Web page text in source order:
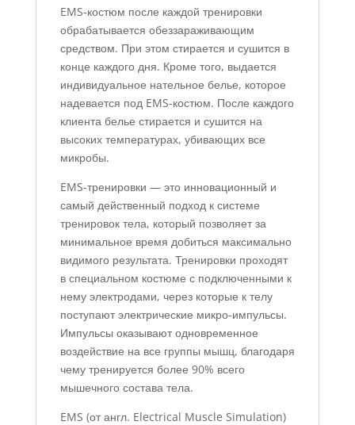
EMS-костюм после каждой тренировки
обрабатывается обеззараживающим
средством. При этом стирается и сушится в
конце каждого дня. Кроме того, выдается
индивидуальное нательное белье, которое
надевается под EMS-костюм. После каждого
клиента белье стирается и сушится на
высоких температурах, убивающих все
микробы.
EMS-тренировки — это инновационный и
самый действенный подход к системе
тренировок тела, который позволяет за
минимальное время добиться максимально
видимого результата. Тренировки проходят
в специальном костюме с подключенными к
нему электродами, через которые к телу
поступают электрические микро-импульсы.
Импульсы оказывают одновременное
воздействие на все группы мышц, благодаря
чему тренируется более 90% всего
мышечного состава тела.
EMS (от англ. Electrical Muscle Simulation)